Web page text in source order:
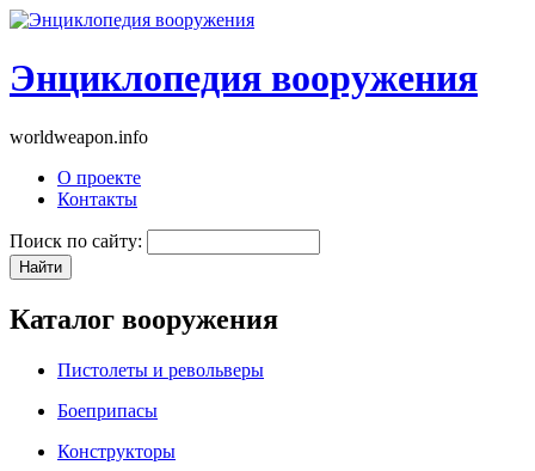
Энциклопедия вооружения
worldweapon.info
О проекте
Контакты
Поиск по сайту:
Каталог вооружения
Пистолеты и револьверы
Боеприпасы
Конструкторы